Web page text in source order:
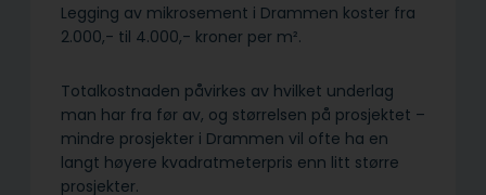
Legging av mikrosement i Drammen koster fra
2.000,- til 4.000,- kroner per m².
Totalkostnaden påvirkes av hvilket underlag
man har fra før av, og størrelsen på prosjektet –
mindre prosjekter i Drammen vil ofte ha en
langt høyere kvadratmeterpris enn litt større
prosjekter.